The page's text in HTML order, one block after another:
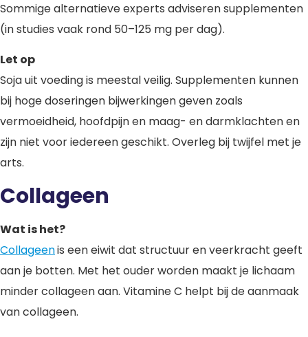
Sommige alternatieve experts adviseren supplementen
(in studies vaak rond 50–125 mg per dag).
Let op
Soja uit voeding is meestal veilig. Supplementen kunnen
bij hoge doseringen bijwerkingen geven zoals
vermoeidheid, hoofdpijn en maag- en darmklachten en
zijn niet voor iedereen geschikt. Overleg bij twijfel met je
arts.
Collageen
Wat is het?
Collageenis een eiwit dat structuur en veerkracht geeft
aan je botten. Met het ouder worden maakt je lichaam
minder collageen aan. Vitamine C helpt bij de aanmaak
van collageen.